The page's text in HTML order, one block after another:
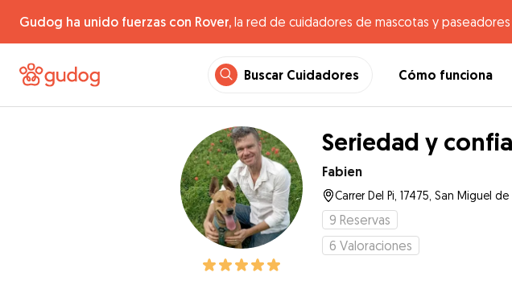
Gudog ha unido fuerzas con Rover, la red de cuidadores de mascotas y
Buscar Cuidadores Cómo funciona
Seriedad y
Fabien
Carrer Del Pi, 17475, San Miguel de
9 Reservas
6 Valoraciones